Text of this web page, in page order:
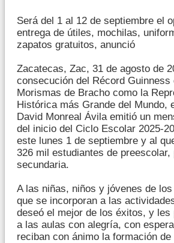
Será del 1 al 12 de septiembre el
entrega de útiles, mochilas,
zapatos gratuitos, anunció
Zacatecas, Zac, 31 de agosto de
consecución del Récord Guinness
Morismas de Bracho como la
Histórica más Grande del Mundo,
David Monreal Ávila emitió un
del inicio del Ciclo Escolar 2025-
este lunes 1 de septiembre y al
326 mil estudiantes de preescolar,
secundaria.
A las niñas, niños y jóvenes de
que se incorporan a las
deseó el mejor de los éxitos, y les
a las aulas con alegría, con
reciban con ánimo la formación de